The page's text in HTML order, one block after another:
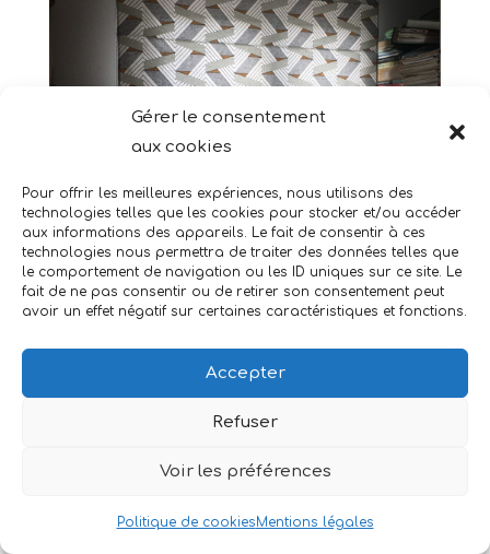
Gérer le consentement
aux cookies
Pour offrir les meilleures expériences, nous utilisons des
technologies telles que les cookies pour stocker et/ou accéder
aux informations des appareils. Le fait de consentir à ces
technologies nous permettra de traiter des données telles que
le comportement de navigation ou les ID uniques sur ce site. Le
fait de ne pas consentir ou de retirer son consentement peut
avoir un effet négatif sur certaines caractéristiques et fonctions.
Accepter
Refuser
Voir les préférences
Politique de cookiesMentions légales